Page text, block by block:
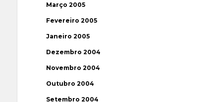
Março 2005
Fevereiro 2005
Janeiro 2005
Dezembro 2004
Novembro 2004
Outubro 2004
Setembro 2004